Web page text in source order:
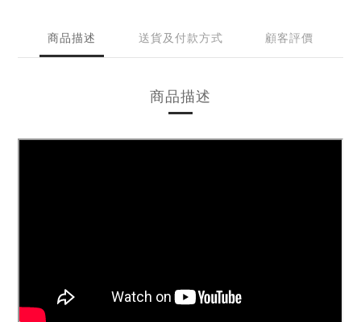
商品描述 送貨及付款方式 顧客評價
商品描述